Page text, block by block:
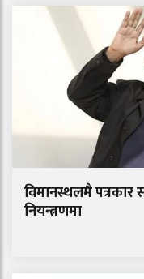
विमानस्थलमै पत्रकार
नियन्त्रणमा